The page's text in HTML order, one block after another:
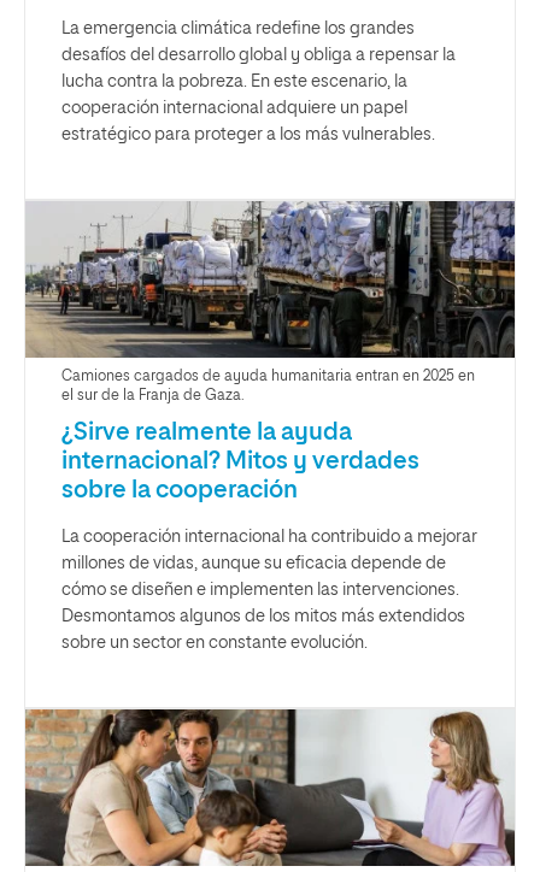
La emergencia climática redefine los grandes
desafíos del desarrollo global y obliga a repensar la
lucha contra la pobreza. En este escenario, la
cooperación internacional adquiere un papel
estratégico para proteger a los más vulnerables.
Camiones cargados de ayuda humanitaria entran en 2025 en
el sur de la Franja de Gaza.
¿Sirve realmente la ayuda
internacional? Mitos y verdades
sobre la cooperación
La cooperación internacional ha contribuido a mejorar
millones de vidas, aunque su eficacia depende de
cómo se diseñen e implementen las intervenciones.
Desmontamos algunos de los mitos más extendidos
sobre un sector en constante evolución.